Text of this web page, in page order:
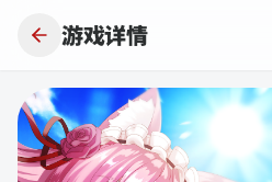
游戏详情